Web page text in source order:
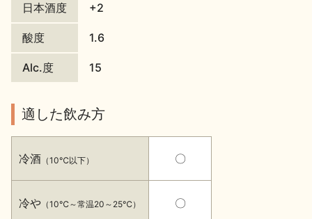
日本酒の楽しみ方特集
地酒・イベント情報
イベント情報TOP 新商品・おすすめ商品
日本酒度 +2
酸度 1.6
Alc.度 15
適した飲み方
冷酒 （10℃以下）
冷や （10℃～常温20～25℃）
〇
〇